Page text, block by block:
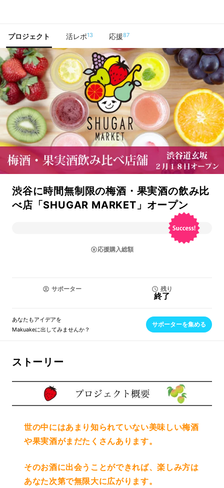
プロジェクト 活レポ13 応援87
渋谷に時間無制限の梅酒・果実酒の飲み比
べ店「SHUGAR MARKET」オープン
応援購入総額
サポーター 残り
終了
あなたもアイデアを
Makuakeに出してみませんか？
サポーターを集める
ストーリー
世の中にはあまり知られていない美味しい梅酒
や果実酒がまだたくさんあります。
そのお酒に出会うことができれば、楽しみ方は
あなた次第で無限大に広がります。